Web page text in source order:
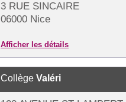
3 RUE SINCAIRE
06000 Nice
Afficher les détails
Collège Valéri